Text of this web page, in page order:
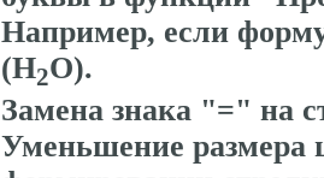
Например, если
(Н2О).
Замена знака "=" на
Уменьшение размера